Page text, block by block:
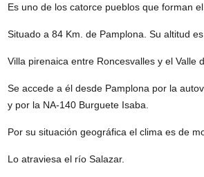
Es uno de los catorce pueblos que forman el
Situado a 84 Km. de Pamplona. Su altitud
Villa pirenaica entre Roncesvalles y el Valle
Se accede a él desde Pamplona por la
y por la NA-140 Burguete Isaba.
Por su situación geográfica el clima es de
Lo atraviesa el río Salazar.